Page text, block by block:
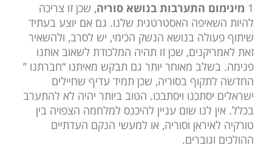
1 מינימום התערבות בנושא סוריה, שכן זו צריכה
להיות השאיפה האסטרטגית שלנו. גם אם יוצע בעתיד
שיתוף פעולה בנושא הנשק הכימי, יש לסרב, ולהשאיר
זאת לאמריקנים, שכן זו תהיה המלכודת לשאוב אותנו
פנימה. בשלב מאוחר יותר גם תבקש מאיתנו “חברתנו ”
החדשה לתקוף בסוריה, שכן תמיד עדיף שחיילים
ישראלים יסתכנו ויסתבכו. הטוב ביותר יהיה לא להתערב
בכלל. אין לנו שום עניין להיכנס למלחמה הצפויה בין
טורקיה לאיראן וסוריה, או למעשי הנקם העדתיים
ההולכים וגוברים.